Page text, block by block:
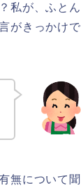
私が、ふとん
がきっかけで
無について聞